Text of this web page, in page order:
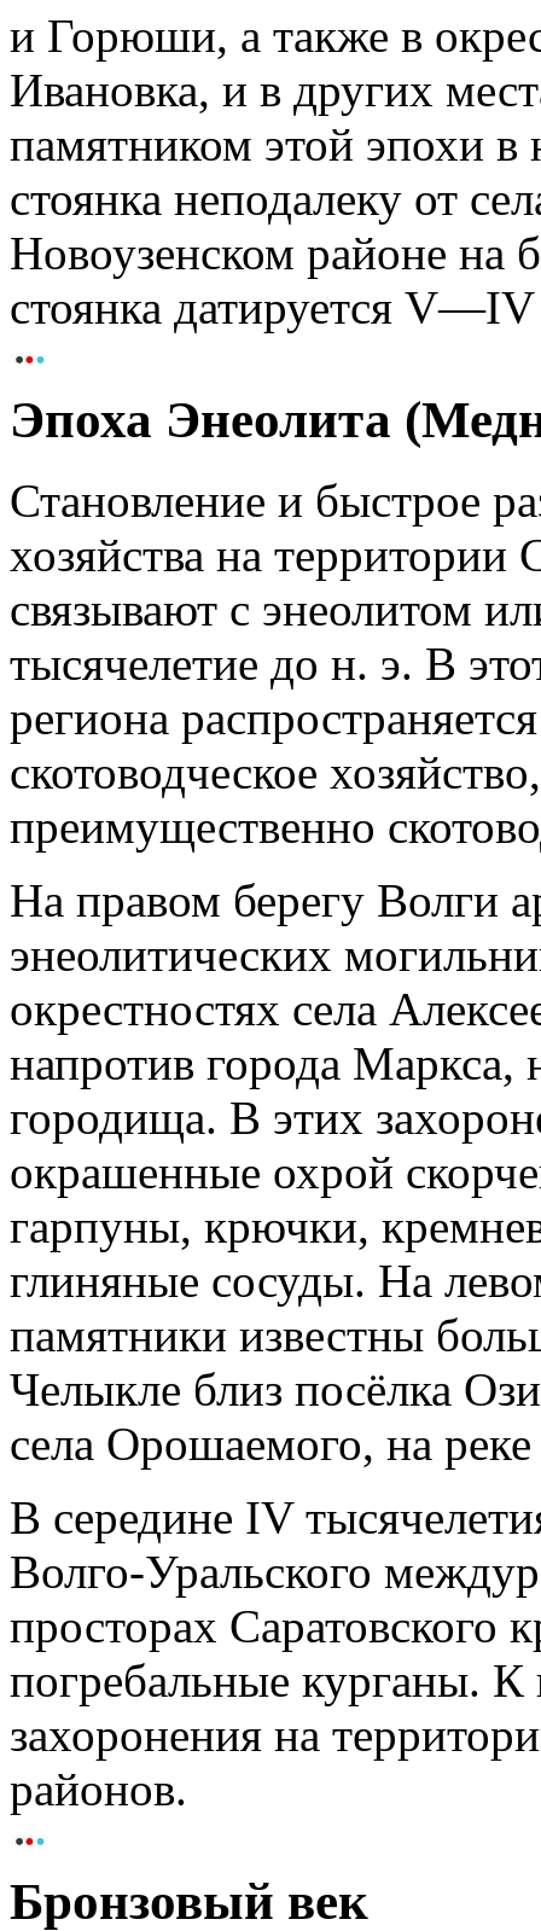
и Горюши, а также в
Ивановка, и в других
памятником этой эпохи в
стоянка неподалеку от
Новоузенском районе на
стоянка датируется
Эпоха Энеолита
Становление и быстрое
хозяйства на территории
связывают с энеолитом
тысячелетие до н. э. В
региона
скотоводческое
преимущественно
На правом берегу Волги
энеолитических
окрестностях села
напротив города Маркса,
городища. В этих
окрашенные охрой
гарпуны, крючки,
глиняные сосуды. На
памятники известны
Челыкле близ посёлка
села Орошаемого, на
В середине IV
Волго-Уральского
просторах Саратовского
погребальные курганы. К
захоронения на
районов.
Бронзовый век